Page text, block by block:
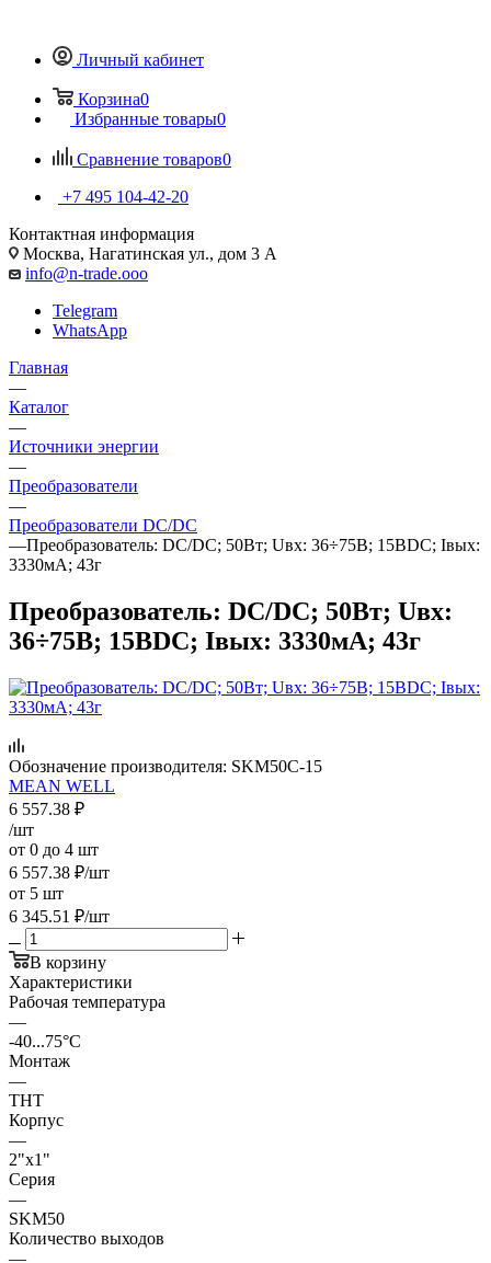
Личный кабинет
Корзина0
Избранные товары0
Сравнение товаров0
+7 495 104-42-20
Контактная информация
Москва, Нагатинская ул., дом 3 А
info@n-trade.ooo
Telegram
WhatsApp
Главная
—
Каталог
—
Источники энергии
—
Преобразователи
—
Преобразователи DC/DC
—Преобразователь: DC/DC; 50Вт; Uвх: 36÷75В; 15ВDC; Iвых:
3330мА; 43г
Преобразователь: DC/DC; 50Вт; Uвх:
36÷75В; 15ВDC; Iвых: 3330мА; 43г
Обозначение производителя: SKM50C-15
MEAN WELL
6 557.38 ₽
/шт
от 0 до 4 шт
6 557.38 ₽/шт
от 5 шт
6 345.51 ₽/шт
В корзину
Характеристики
Рабочая температура
—
-40...75°C
Монтаж
—
THT
Корпус
—
2"x1"
Серия
—
SKM50
Количество выходов
—